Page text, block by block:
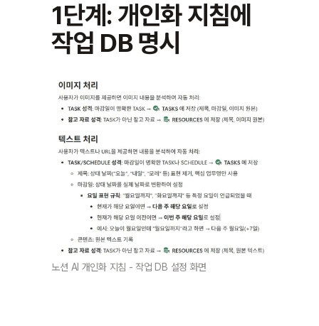
1단계: 개인화 지침에
작업 DB 명시
노션 AI 개인화 지침 - 작업 DB 설정 화면